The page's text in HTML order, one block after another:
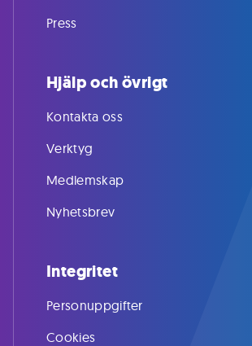
Press
Hjälp och övrigt
Kontakta oss
Verktyg
Medlemskap
Nyhetsbrev
Integritet
Personuppgifter
Cookies